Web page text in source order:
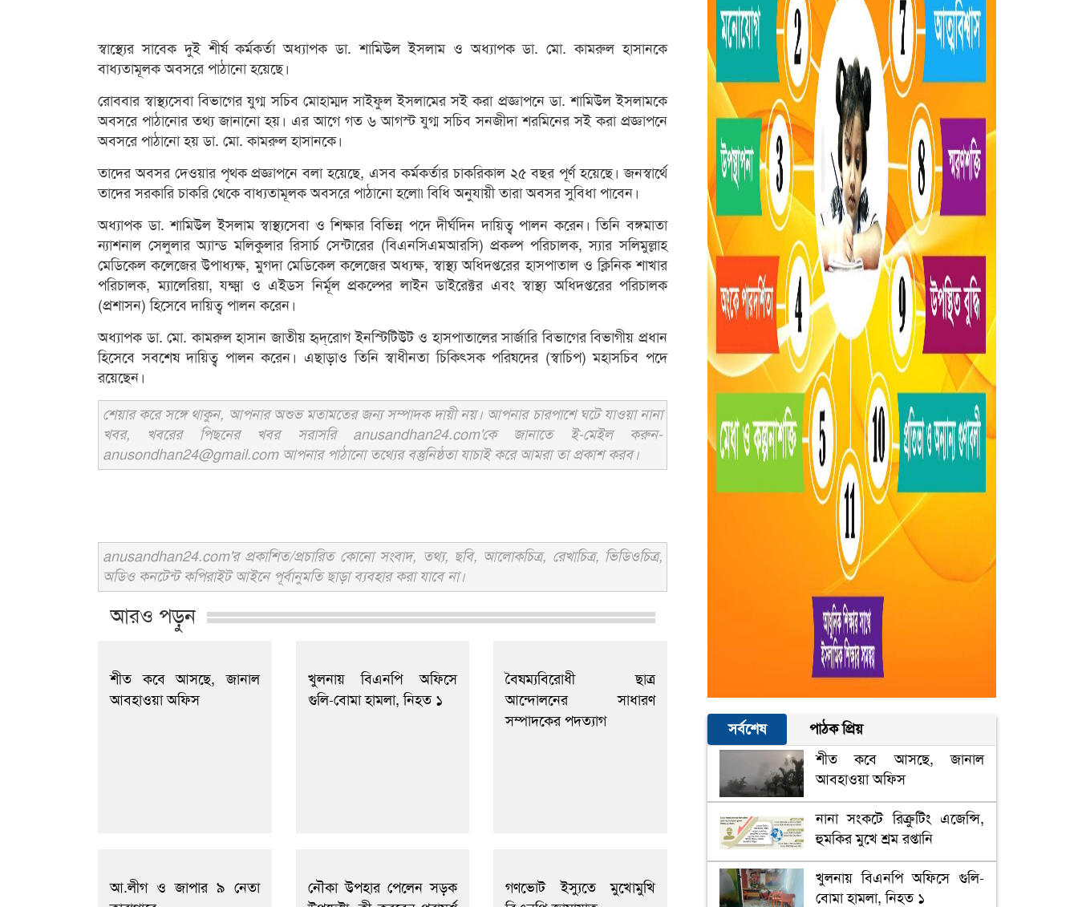
স্বাস্থ্যের সাবেক দুই শীর্ষ কর্মকর্তা অধ্যাপক ডা. শামিউল ইসলাম ও অধ্যাপক ডা. মো. কামরুল হাসানকে
বাধ্যতামূলক অবসরে পাঠানো হয়েছে।
রোববার স্বাস্থ্যসেবা বিভাগের যুগ্ম সচিব মোহাম্মদ সাইফুল ইসলামের সই করা প্রজ্ঞাপনে ডা. শামিউল ইসলামকে
অবসরে পাঠানোর তথ্য জানানো হয়। এর আগে গত ৬ আগস্ট যুগ্ম সচিব সনজীদা শরমিনের সই করা প্রজ্ঞাপনে
অবসরে পাঠানো হয় ডা. মো. কামরুল হাসানকে।
তাদের অবসর দেওয়ার পৃথক প্রজ্ঞাপনে বলা হয়েছে, এসব কর্মকর্তার চাকরিকাল ২৫ বছর পূর্ণ হয়েছে। জনস্বার্থে
তাদের সরকারি চাকরি থেকে বাধ্যতামূলক অবসরে পাঠানো হলো৷ বিধি অনুযায়ী তারা অবসর সুবিধা পাবেন।
অধ্যাপক ডা. শামিউল ইসলাম স্বাস্থ্যসেবা ও শিক্ষার বিভিন্ন পদে দীর্ঘদিন দায়িত্ব পালন করেন। তিনি বঙ্গমাতা
ন্যাশনাল সেলুলার অ্যান্ড মলিকুলার রিসার্চ সেন্টারের (বিএনসিএমআরসি) প্রকল্প পরিচালক, স্যার সলিমুল্লাহ
মেডিকেল কলেজের উপাধ্যক্ষ, মুগদা মেডিকেল কলেজের অধ্যক্ষ, স্বাস্থ্য অধিদপ্তরের হাসপাতাল ও ক্লিনিক শাখার
পরিচালক, ম্যালেরিয়া, যক্ষ্মা ও এইডস নির্মূল প্রকল্পের লাইন ডাইরেক্টর এবং স্বাস্থ্য অধিদপ্তরের পরিচালক
(প্রশাসন) হিসেবে দায়িত্ব পালন করেন।
অধ্যাপক ডা. মো. কামরুল হাসান জাতীয় হৃদ্‌রোগ ইনস্টিটিউট ও হাসপাতালের সার্জারি বিভাগের বিভাগীয় প্রধান
হিসেবে সবশেষ দায়িত্ব পালন করেন। এছাড়াও তিনি স্বাধীনতা চিকিৎসক পরিষদের (স্বাচিপ) মহাসচিব পদে
রয়েছেন।
শেয়ার করে সঙ্গে থাকুন, আপনার অশুভ মতামতের জন্য সম্পাদক দায়ী নয়। আপনার চারপাশে ঘটে যাওয়া নানা
খবর, খবরের পিছনের খবর সরাসরি anusandhan24.com'কে জানাতে ই-মেইল করুন-
anusondhan24@gmail.com আপনার পাঠানো তথ্যের বস্তুনিষ্ঠতা যাচাই করে আমরা তা প্রকাশ করব।
anusandhan24.com'র প্রকাশিত/প্রচারিত কোনো সংবাদ, তথ্য, ছবি, আলোকচিত্র, রেখাচিত্র, ভিডিওচিত্র,
অডিও কনটেন্ট কপিরাইট আইনে পূর্বানুমতি ছাড়া ব্যবহার করা যাবে না।
আরও পড়ুন
শীত কবে আসছে, জানাল
আবহাওয়া অফিস
খুলনায় বিএনপি অফিসে
গুলি-বোমা হামলা, নিহত ১
বৈষম্যবিরোধী ছাত্র
আন্দোলনের সাধারণ
সম্পাদকের পদত্যাগ
আ.লীগ ও জাপার ৯ নেতা
নৌকা উপহার পেলেন সড়ক
গণভোট ইস্যুতে মুখোমুখি
সর্বশেষ
পাঠক প্রিয়
শীত কবে আসছে, জানাল
আবহাওয়া অফিস
নানা সংকটে রিক্রুটিং এজেন্সি,
হুমকির মুখে শ্রম রপ্তানি
খুলনায় বিএনপি অফিসে গুলি-
বোমা হামলা, নিহত ১